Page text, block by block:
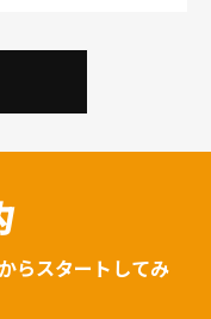
らスタートしてみ